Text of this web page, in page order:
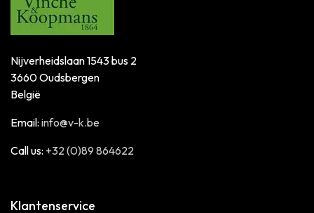
Nijverheidslaan 1543 bus 2
3660 Oudsbergen
België
Email: info@v-k.be
Call us: +32 (0)89 864622
Klantenservice